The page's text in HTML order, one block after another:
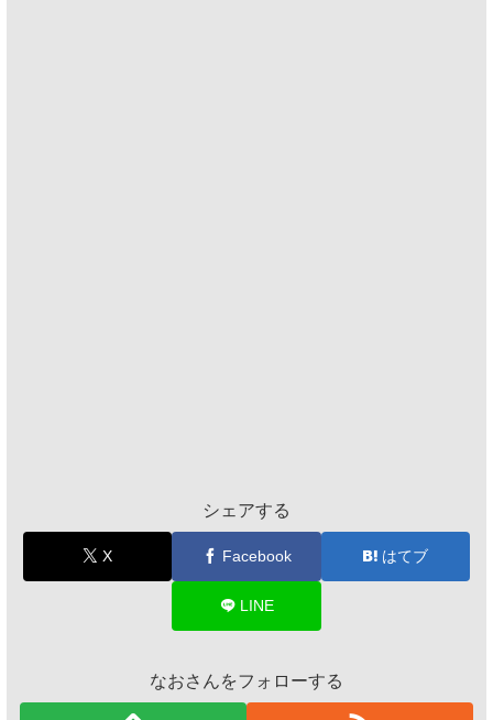
シェアする
X Facebook はてブ
LINE
なおさんをフォローする